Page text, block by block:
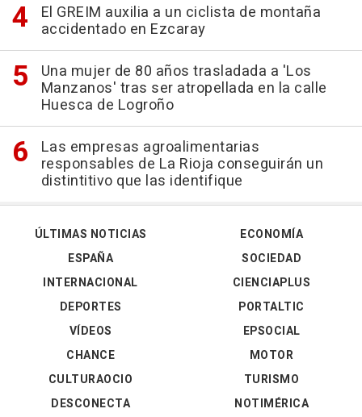
El GREIM auxilia a un ciclista de montaña
accidentado en Ezcaray
Una mujer de 80 años trasladada a 'Los
Manzanos' tras ser atropellada en la calle
Huesca de Logroño
Las empresas agroalimentarias
responsables de La Rioja conseguirán un
distintitivo que las identifique
ÚLTIMAS NOTICIAS
ESPAÑA
INTERNACIONAL
DEPORTES
VÍDEOS
ECONOMÍA
SOCIEDAD
CIENCIAPLUS
PORTALTIC
EPSOCIAL
CHANCE
CULTURAOCIO
DESCONECTA
MOTOR
TURISMO
NOTIMÉRICA